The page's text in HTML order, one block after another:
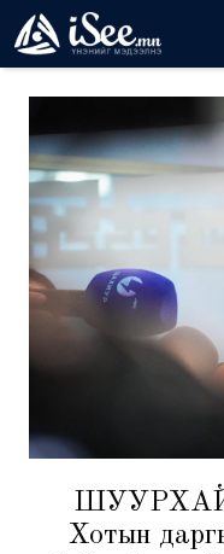
ШУУРХАЙ:
Хотын